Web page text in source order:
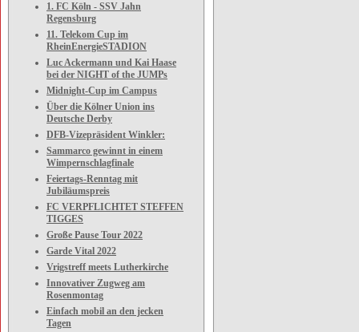
1. FC Köln - SSV Jahn
Regensburg
11. Telekom Cup im
RheinEnergieSTADION
Luc Ackermann und Kai Haase
bei der NIGHT of the JUMPs
Midnight-Cup im Campus
Über die Kölner Union ins
Deutsche Derby
DFB-Vizepräsident Winkler:
Sammarco gewinnt in einem
Wimpernschlagfinale
Feiertags-Renntag mit
Jubiläumspreis
FC VERPFLICHTET STEFFEN
TIGGES
Große Pause Tour 2022
Garde Vital 2022
Vrigstreff meets Lutherkirche
Innovativer Zugweg am
Rosenmontag
Einfach mobil an den jecken
Tagen